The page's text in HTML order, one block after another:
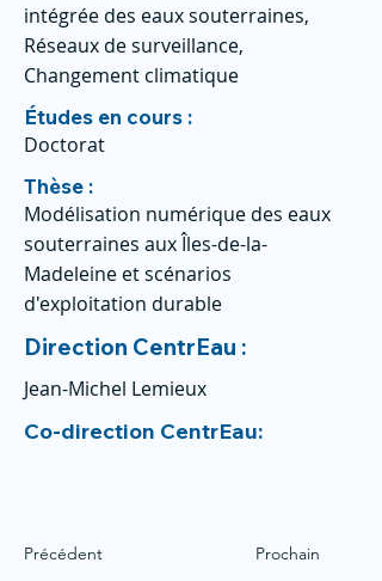
intégrée des eaux souterraines,
Réseaux de surveillance,
Changement climatique
Études en cours :
Doctorat
Thèse :
Modélisation numérique des eaux
souterraines aux Îles-de-la-
Madeleine et scénarios
d'exploitation durable
Direction CentrEau :
Jean-Michel Lemieux
Co-direction CentrEau:
Précédent Prochain